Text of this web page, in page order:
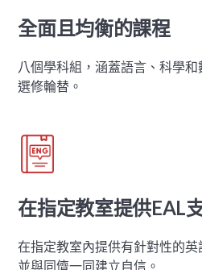
全面且均衡的課程
八個學科組，涵蓋語言、科學
選修輪替。
在指定教室提供EAL
在指定教室內提供有針對性的
並與同儕一同建立自信。